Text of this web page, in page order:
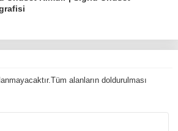
alanların doldurulması